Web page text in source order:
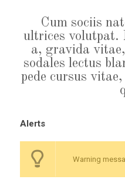
Cum sociis
ultrices volutpat.
a, gravida
sodales lectus
pede cursus
Alerts
Warning